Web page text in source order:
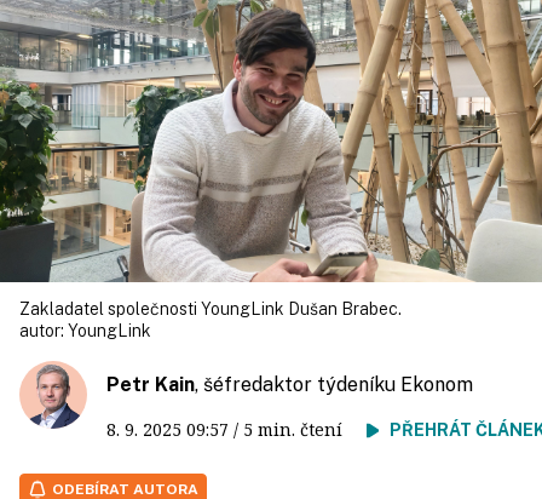
Zakladatel společnosti YoungLink Dušan Brabec.
autor: YoungLink
Petr Kain, šéfredaktor týdeníku Ekonom
8. 9. 2025 09:57 / 5 min. čtení PŘEHRÁT
ODEBÍRAT AUTORA